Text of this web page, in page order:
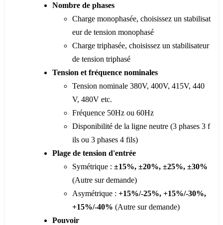
Nombre de phases
Charge monophasée, choisissez un stabilisat
eur de tension monophasé
Charge triphasée, choisissez un stabilisateur
de tension triphasé
Tension et fréquence nominales
Tension nominale 380V, 400V, 415V, 440
V, 480V etc.
Fréquence 50Hz ou 60Hz
Disponibilité de la ligne neutre (3 phases 3 f
ils ou 3 phases 4 fils)
Plage de tension d'entrée
Symétrique : ±15%, ±20%, ±25%, ±30%
(Autre sur demande)
Asymétrique : +15%/-25%, +15%/-30%,
+15%/-40% (Autre sur demande)
Pouvoir